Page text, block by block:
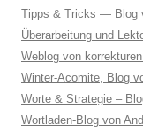
Tipps & Tricks — Blog
Überarbeitung und
Weblog von
Winter-Acomite, Blog
Worte & Strategie –
Wortladen-Blog von